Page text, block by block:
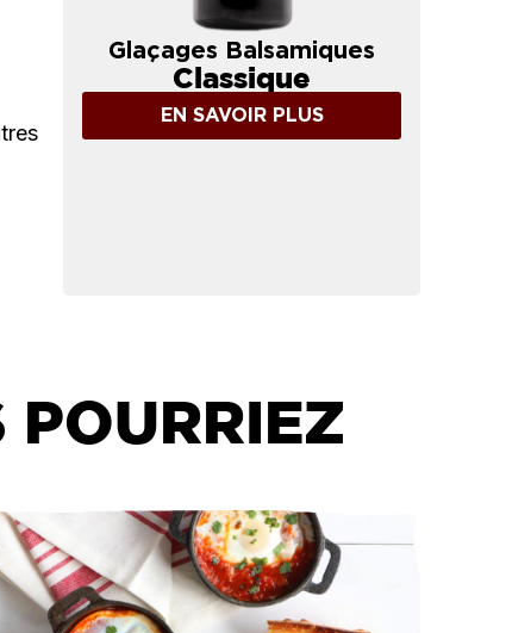
Glaçages Balsamiques
Classique
EN SAVOIR PLUS
POURRIEZ